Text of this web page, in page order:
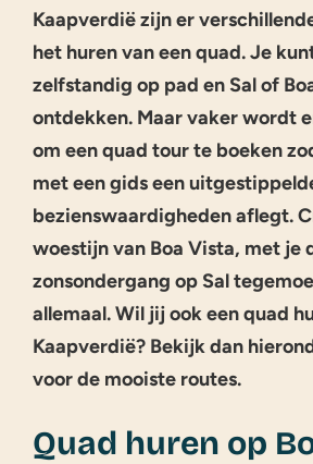
Kaapverdië zijn er
het huren van een quad. Je
zelfstandig op pad en Sal of
ontdekken. Maar vaker wordt
om een quad tour te boeken
met een gids een
bezienswaardigheden aflegt.
woestijn van Boa Vista, met je
zonsondergang op Sal
allemaal. Wil jij ook een quad
Kaapverdië? Bekijk dan
voor de mooiste routes.
Quad huren op